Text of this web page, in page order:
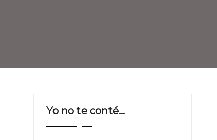
Yo no te conté…